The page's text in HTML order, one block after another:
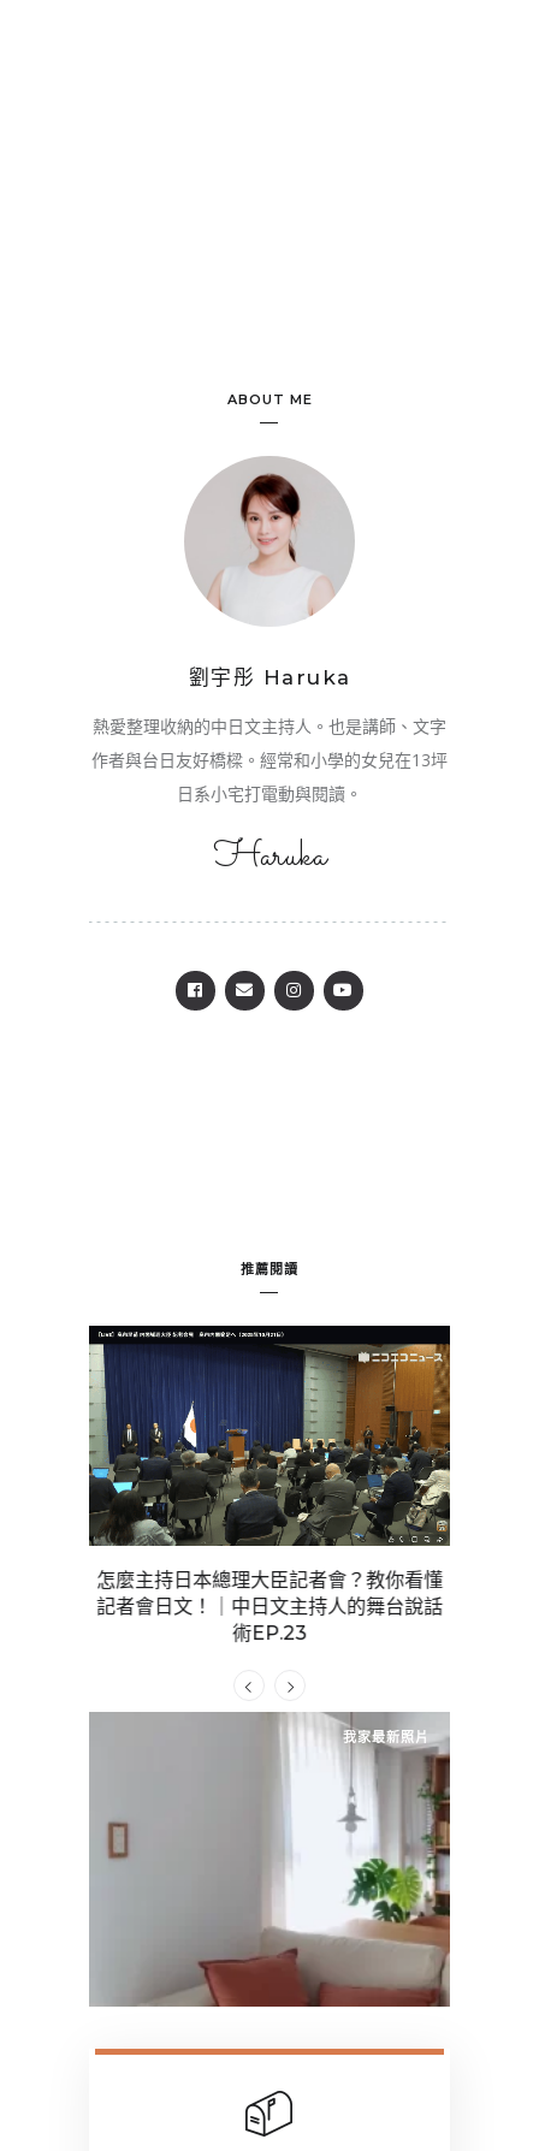
ABOUT ME
劉宇彤 Haruka
熱愛整理收納的中日文主持人。也是講師、文字
作者與台日友好橋樑。經常和小學的女兒在13坪
日系小宅打電動與閱讀。
Haruka
推薦閱讀
怎麼主持日本總理大臣記者會？教你看懂
記者會日文！｜中日文主持人的舞台說話
術EP.23
我家最新照片